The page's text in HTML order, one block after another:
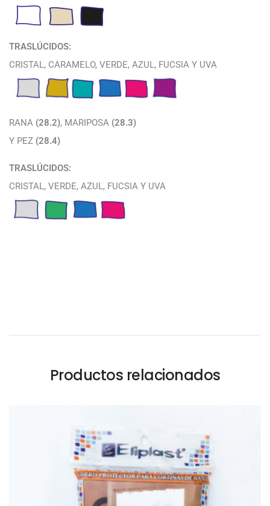
TRASLÚCIDOS:
CRISTAL, CARAMELO, VERDE, AZUL, FUCSIA Y UVA
RANA (28.2), MARIPOSA (28.3)
Y PEZ (28.4)
TRASLÚCIDOS:
CRISTAL, VERDE, AZUL, FUCSIA Y UVA
Productos relacionados